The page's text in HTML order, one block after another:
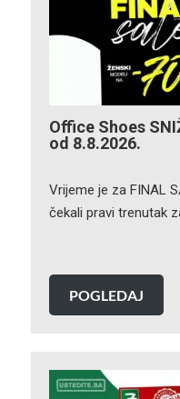
Office Shoes
od 8.8.2026.
Vrijeme je za FINAL
čekali pravi trenutak
POGLEDAJ